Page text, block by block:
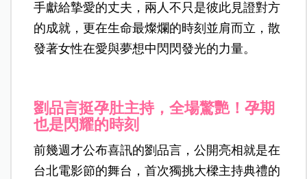
手獻給摯愛的丈夫，兩人不只是彼此見證對方
的成就，更在生命最燦爛的時刻並肩而立，散
發著女性在愛與夢想中閃閃發光的力量。
劉品言挺孕肚主持，全場驚艷！孕期
也是閃耀的時刻
前幾週才公布喜訊的劉品言，公開亮相就是在
台北電影節的舞台，首次獨挑大樑主持典禮的